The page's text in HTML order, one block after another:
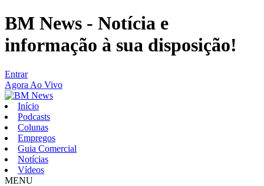
BM News - Notícia e
informação à sua disposição!
Entrar
Agora Ao Vivo
Início
Podcasts
Colunas
Empregos
Guia Comercial
Notícias
Vídeos
MENU